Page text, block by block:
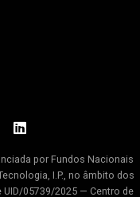
por Fundos Nacionais
I.P., no âmbito dos
UID/05739/2025 — Centro de